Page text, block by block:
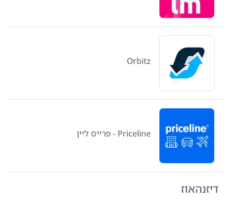
Orbitz
Priceline - פרייס ליין
דיזנהאוז